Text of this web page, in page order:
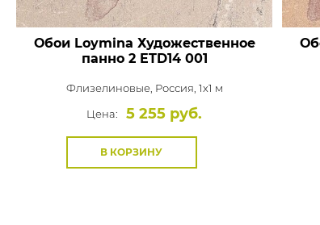
Обои Loymina Художественное
панно 2ETD14 001
Флизелиновые, Россия, 1x1 м
Цена:
5 255 руб.
В КОРЗИНУ